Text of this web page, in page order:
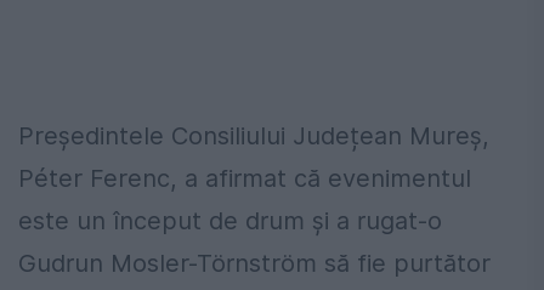
Președintele Consiliului Județean Mureș,
Péter Ferenc, a afirmat că evenimentul
este un început de drum și a rugat-o
Gudrun Mosler-Törnström să fie purtător